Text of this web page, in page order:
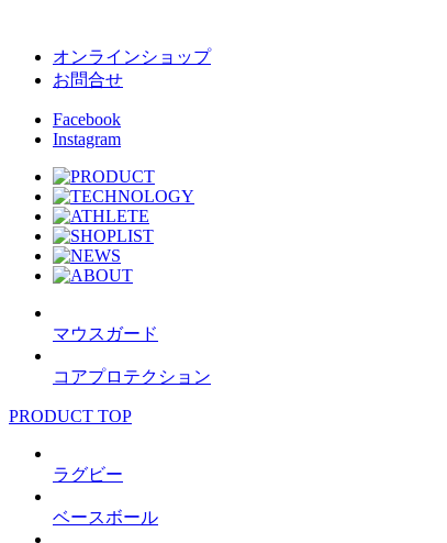
オンラインショップ
お問合せ
Facebook
Instagram
マウスガード
コアプロテクション
PRODUCT TOP
ラグビー
ベースボール